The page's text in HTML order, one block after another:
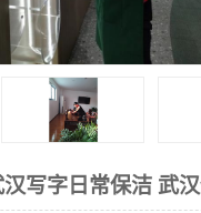
写字日常保洁 武